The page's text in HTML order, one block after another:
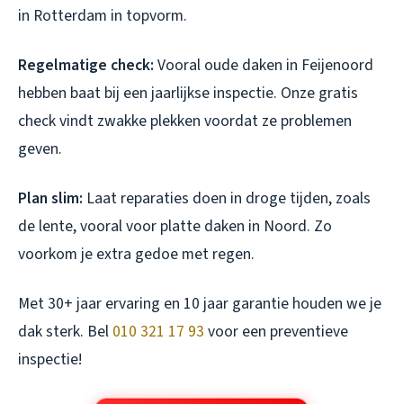
in Rotterdam in topvorm.
Regelmatige check: Vooral oude daken in Feijenoord
hebben baat bij een jaarlijkse inspectie. Onze gratis
check vindt zwakke plekken voordat ze problemen
geven.
Plan slim: Laat reparaties doen in droge tijden, zoals
de lente, vooral voor platte daken in Noord. Zo
voorkom je extra gedoe met regen.
Met 30+ jaar ervaring en 10 jaar garantie houden we je
dak sterk. Bel 010 321 17 93 voor een preventieve
inspectie!